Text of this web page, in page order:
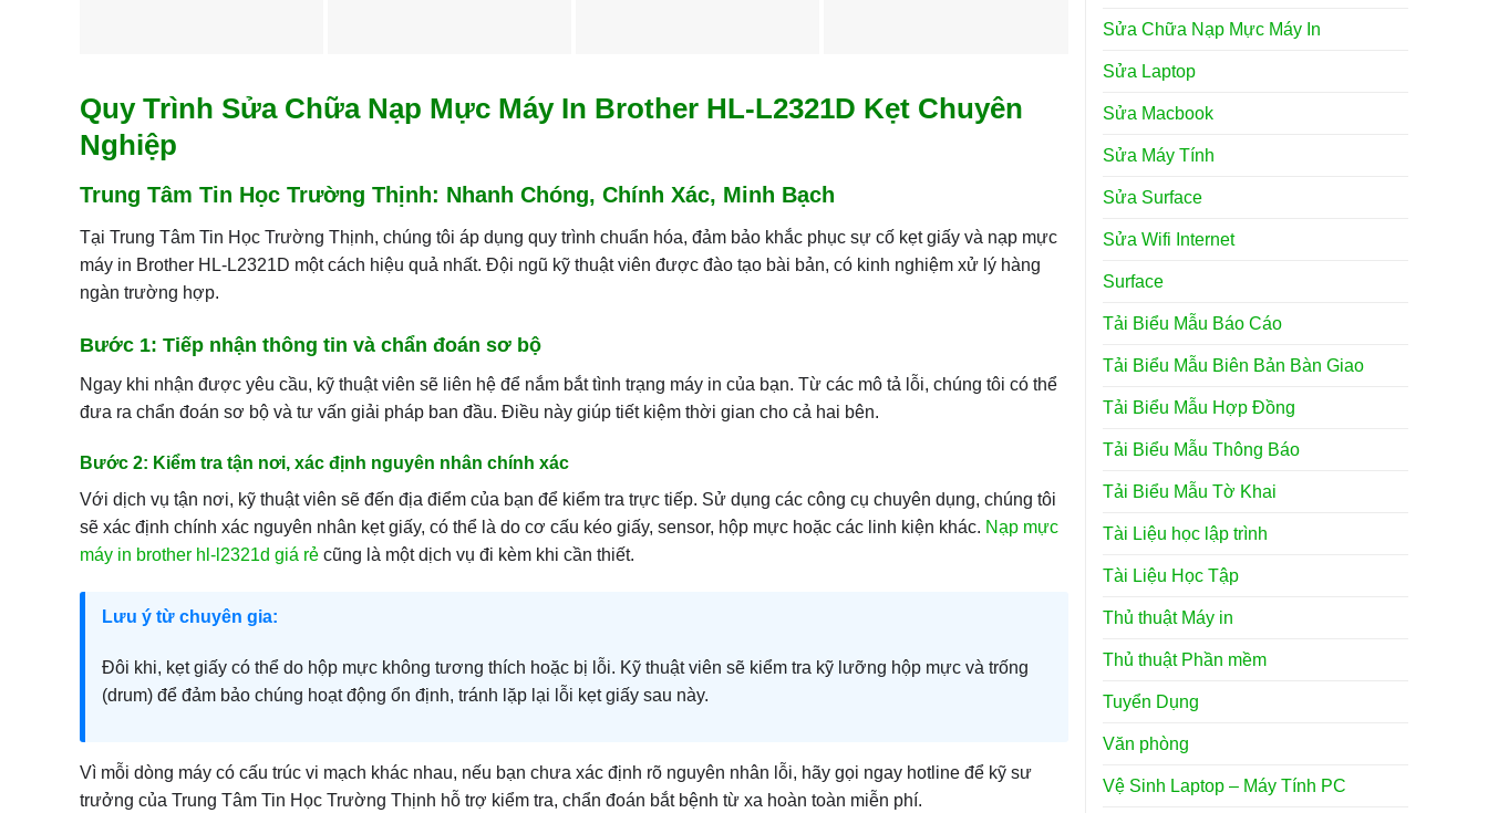
Quy Trình Sửa Chữa Nạp Mực Máy In Brother HL-L2321D Kẹt Chuyên
Nghiệp
Trung Tâm Tin Học Trường Thịnh: Nhanh Chóng, Chính Xác, Minh Bạch
Tại Trung Tâm Tin Học Trường Thịnh, chúng tôi áp dụng quy trình chuẩn hóa, đảm bảo khắc phục sự cố kẹt giấy và nạp mực
máy in Brother HL-L2321D một cách hiệu quả nhất. Đội ngũ kỹ thuật viên được đào tạo bài bản, có kinh nghiệm xử lý hàng
ngàn trường hợp.
Bước 1: Tiếp nhận thông tin và chẩn đoán sơ bộ
Ngay khi nhận được yêu cầu, kỹ thuật viên sẽ liên hệ để nắm bắt tình trạng máy in của bạn. Từ các mô tả lỗi, chúng tôi có thể
đưa ra chẩn đoán sơ bộ và tư vấn giải pháp ban đầu. Điều này giúp tiết kiệm thời gian cho cả hai bên.
Bước 2: Kiểm tra tận nơi, xác định nguyên nhân chính xác
Với dịch vụ tận nơi, kỹ thuật viên sẽ đến địa điểm của bạn để kiểm tra trực tiếp. Sử dụng các công cụ chuyên dụng, chúng tôi
sẽ xác định chính xác nguyên nhân kẹt giấy, có thể là do cơ cấu kéo giấy, sensor, hộp mực hoặc các linh kiện khác. Nạp mực
máy in brother hl-l2321d giá rẻ cũng là một dịch vụ đi kèm khi cần thiết.
Lưu ý từ chuyên gia:
Đôi khi, kẹt giấy có thể do hộp mực không tương thích hoặc bị lỗi. Kỹ thuật viên sẽ kiểm tra kỹ lưỡng hộp mực và trống
(drum) để đảm bảo chúng hoạt động ổn định, tránh lặp lại lỗi kẹt giấy sau này.
Vì mỗi dòng máy có cấu trúc vi mạch khác nhau, nếu bạn chưa xác định rõ nguyên nhân lỗi, hãy gọi ngay hotline để kỹ sư
trưởng của Trung Tâm Tin Học Trường Thịnh hỗ trợ kiểm tra, chẩn đoán bắt bệnh từ xa hoàn toàn miễn phí.
Sửa Chữa Nạp Mực Máy In
Sửa Laptop
Sửa Macbook
Sửa Máy Tính
Sửa Surface
Sửa Wifi Internet
Surface
Tải Biểu Mẫu Báo Cáo
Tải Biểu Mẫu Biên Bản Bàn Giao
Tải Biểu Mẫu Hợp Đồng
Tải Biểu Mẫu Thông Báo
Tải Biểu Mẫu Tờ Khai
Tài Liệu học lập trình
Tài Liệu Học Tập
Thủ thuật Máy in
Thủ thuật Phần mềm
Tuyển Dụng
Văn phòng
Vệ Sinh Laptop – Máy Tính PC